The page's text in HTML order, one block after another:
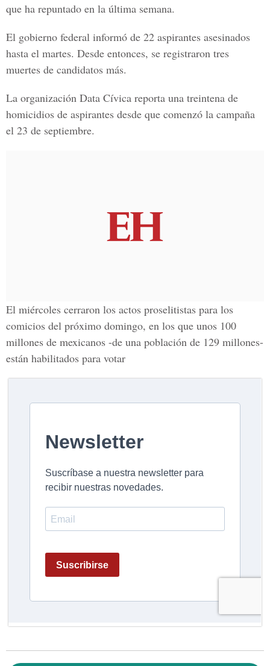
que ha repuntado en la última semana.
El gobierno federal informó de 22 aspirantes asesinados
hasta el martes. Desde entonces, se registraron tres
muertes de candidatos más.
La organización Data Cívica reporta una treintena de
homicidios de aspirantes desde que comenzó la campaña
el 23 de septiembre.
El miércoles cerraron los actos proselitistas para los
comicios del próximo domingo, en los que unos 100
millones de mexicanos -de una población de 129 millones-
están habilitados para votar